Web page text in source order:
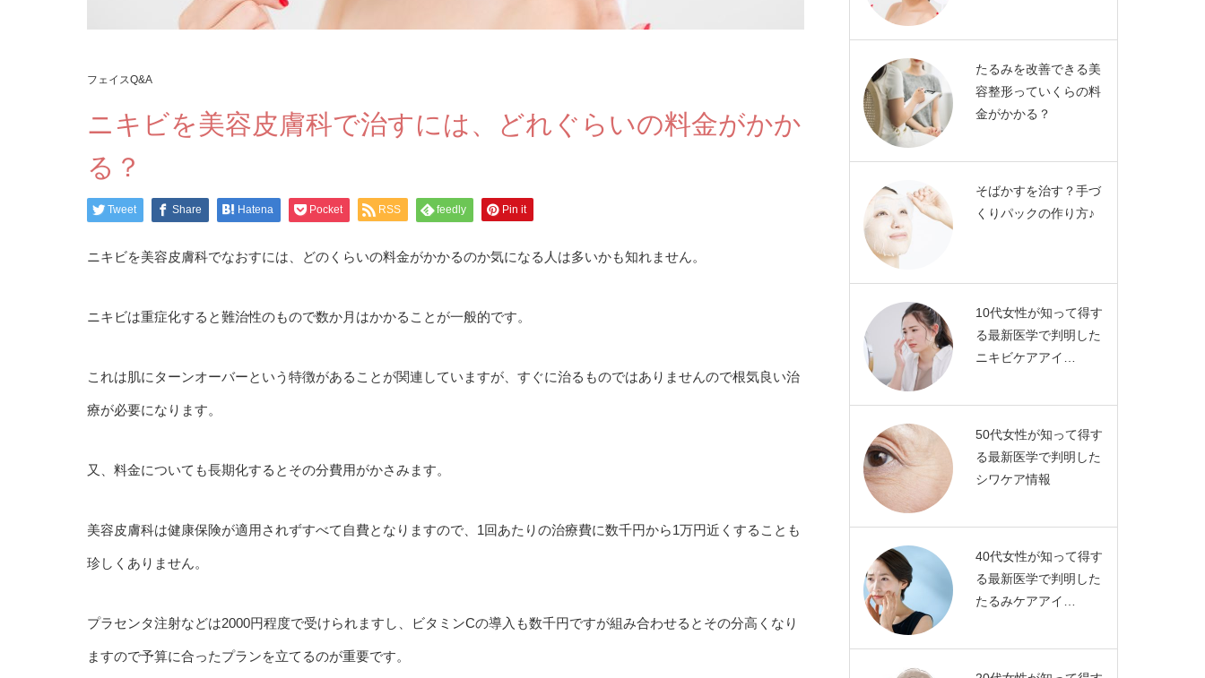
フェイスQ&A
ニキビを美容皮膚科で治すには、どれぐらいの料金がかか
る？
Tweet Share Hatena Pocket RSS feedly Pin it
ニキビを美容皮膚科でなおすには、どのくらいの料金がかかるのか気になる人は多いかも知れません。
ニキビは重症化すると難治性のもので数か月はかかることが一般的です。
これは肌にターンオーバーという特徴があることが関連していますが、すぐに治るものではありませんので根気良い治
療が必要になります。
又、料金についても長期化するとその分費用がかさみます。
美容皮膚科は健康保険が適用されずすべて自費となりますので、1回あたりの治療費に数千円から1万円近くすることも
珍しくありません。
プラセンタ注射などは2000円程度で受けられますし、ビタミンCの導入も数千円ですが組み合わせるとその分高くなり
ますので予算に合ったプランを立てるのが重要です。
たるみを改善できる美
容整形っていくらの料
金がかかる？
そばかすを治す？手づ
くりパックの作り方♪
10代女性が知って得す
る最新医学で判明した
ニキビケアアイ…
50代女性が知って得す
る最新医学で判明した
シワケア情報
40代女性が知って得す
る最新医学で判明した
たるみケアアイ…